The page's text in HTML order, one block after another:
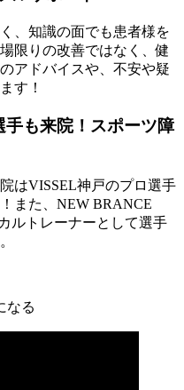
、知識の面でも患者様を
限りの改善ではなく、健
アドバイスや、不安や疑
す！
はVISSEL神戸のプロ選手
また、NEW BRANCE
ルトレーナーとして選手